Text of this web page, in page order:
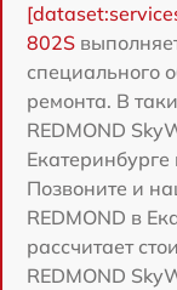
802S
специального
ремонта. В
REDMOND
Екатеринбурге
Позвоните и
REDMOND в
рассчитает
REDMOND